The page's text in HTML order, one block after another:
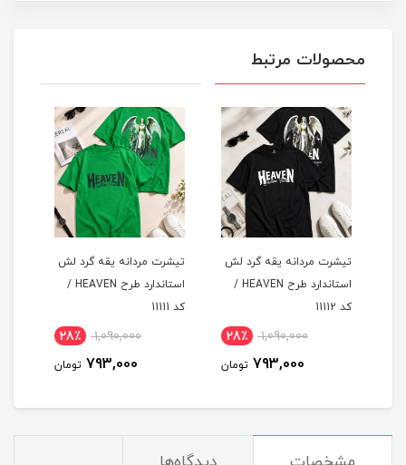
محصولات مرتبط
تیشرت مردانه یقه گرد لش
استاندارد طرح HEAVEN /
کد 11112
1,090,000 28٪
793,000 تومان
تیشرت مردانه یقه گرد لش
استاندارد طرح HEAVEN /
کد 11111
1,090,000 28٪
793,000 تومان